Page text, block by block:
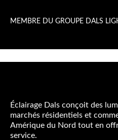
MEMBRE DU GROUPE DALS
Éclairage Dals conçoit des
marchés résidentiels et
Amérique du Nord tout en
service.